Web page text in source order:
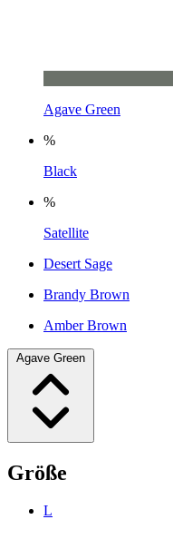
Agave Green
%
Black
%
Satellite
Desert Sage
Brandy Brown
Amber Brown
Agave Green
Größe
L